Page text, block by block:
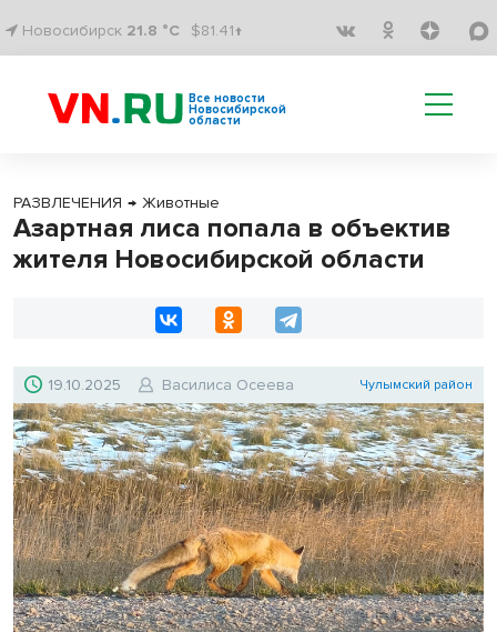
Новосибирск 21.8 °C $81.41↑
Все новости
Новосибирской
области
РАЗВЛЕЧЕНИЯ → Животные
Азартная лиса попала в объектив
жителя Новосибирской области
19.10.2025 Василиса Осеева Чулымский район